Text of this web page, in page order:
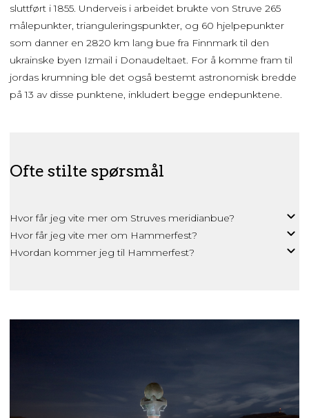
sluttført i 1855. Underveis i arbeidet brukte von Struve 265
målepunkter, trianguleringspunkter, og 60 hjelpepunkter
som danner en 2820 km lang bue fra Finnmark til den
ukrainske byen Izmail i Donaudeltaet. For å komme fram til
jordas krumning ble det også bestemt astronomisk bredde
på 13 av disse punktene, inkludert begge endepunktene.
Ofte stilte spørsmål
Hvor får jeg vite mer om Struves meridianbue?
Hvor får jeg vite mer om Hammerfest?
Hvordan kommer jeg til Hammerfest?